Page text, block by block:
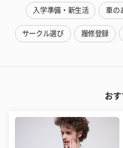
入学準備・新生活 車の
サークル選び 履修登録
お